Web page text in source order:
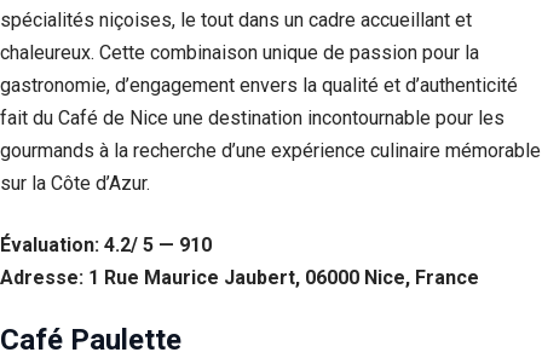
spécialités niçoises, le tout dans un cadre accueillant et
chaleureux. Cette combinaison unique de passion pour la
gastronomie, d’engagement envers la qualité et d’authenticité
fait du Café de Nice une destination incontournable pour les
gourmands à la recherche d’une expérience culinaire mémorable
sur la Côte d’Azur.
Évaluation: 4.2/ 5 — 910
Adresse: 1 Rue Maurice Jaubert, 06000 Nice, France
Café Paulette